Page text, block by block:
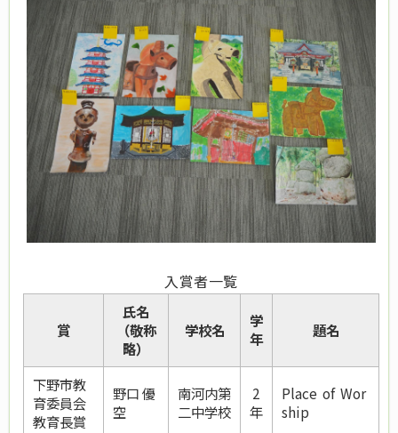
賞
氏名
（敬称
略）
学校名
学
年
題名
入賞者一覧
下野市教
育委員会
教育長賞
野口 優
空
南河内第
二中学校
2
年
Place of Wor
ship